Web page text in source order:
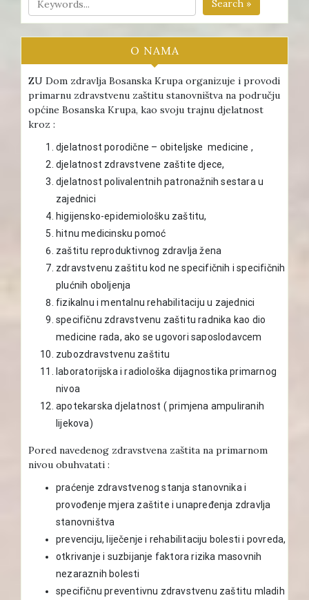
Search »
O NAMA
ZU Dom zdravlja Bosanska Krupa organizuje i provodi
primarnu zdravstvenu zaštitu stanovništva na području
općine Bosanska Krupa, kao svoju trajnu djelatnost
kroz :
djelatnost porodične – obiteljske medicine ,
djelatnost zdravstvene zaštite djece,
djelatnost polivalentnih patronažnih sestara u
zajednici
higijensko-epidemiološku zaštitu,
hitnu medicinsku pomoć
zaštitu reproduktivnog zdravlja žena
zdravstvenu zaštitu kod ne specifičnih i specifičnih
plućnih oboljenja
fizikalnu i mentalnu rehabilitaciju u zajednici
specifičnu zdravstvenu zaštitu radnika kao dio
medicine rada, ako se ugovori saposlodavcem
zubozdravstvenu zaštitu
laboratorijska i radiološka dijagnostika primarnog
nivoa
apotekarska djelatnost ( primjena ampuliranih
lijekova)
Pored navedenog zdravstvena zaštita na primarnom
nivou obuhvatati :
praćenje zdravstvenog stanja stanovnika i
provođenje mjera zaštite i unapređenja zdravlja
stanovništva
prevenciju, liječenje i rehabilitaciju bolesti i povreda,
otkrivanje i suzbijanje faktora rizika masovnih
nezaraznih bolesti
specifičnu preventivnu zdravstvenu zaštitu mladih